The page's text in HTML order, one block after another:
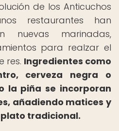
de los Anticuchos
restaurantes han
nuevas marinadas,
para realzar el
res. Ingredientes como
cerveza negra o
la piña se incorporan
añadiendo matices y
tradicional.